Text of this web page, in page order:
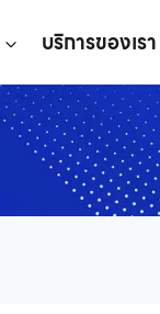
บริการของเรา